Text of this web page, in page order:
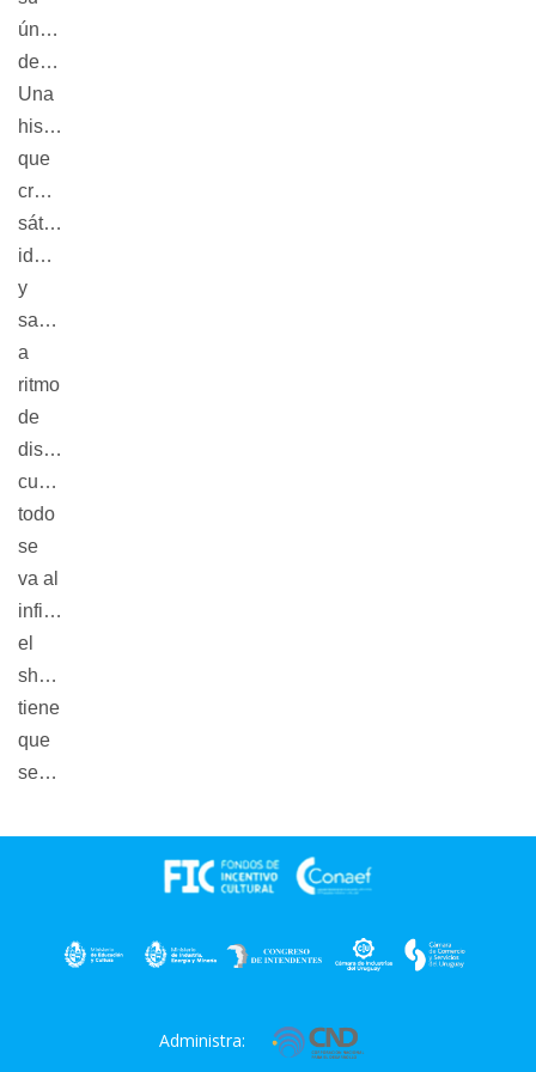
única
defensa.
Una
historia
que
cruza
sátira,
identidad
y
sangre
a
ritmo
de
distorsión:
cuando
todo
se
va al
infierno,
el
show
tiene
que
seguir.
Administra: